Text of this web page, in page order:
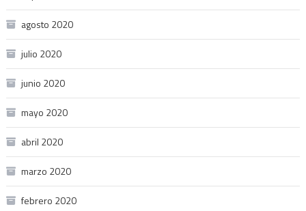
agosto 2020
julio 2020
junio 2020
mayo 2020
abril 2020
marzo 2020
febrero 2020